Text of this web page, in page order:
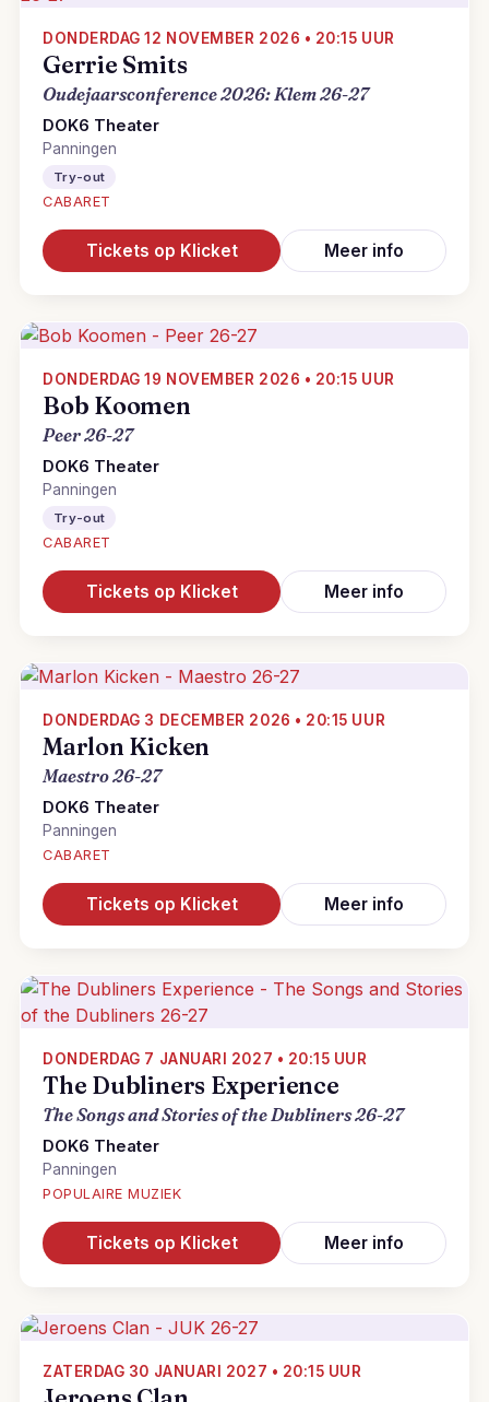
DONDERDAG 12 NOVEMBER 2026 • 20:15 UUR
Gerrie Smits
Oudejaarsconference 2026: Klem 26-27
DOK6 Theater
Panningen
Try-out
CABARET
Tickets op Klicket Meer info
DONDERDAG 19 NOVEMBER 2026 • 20:15 UUR
Bob Koomen
Peer 26-27
DOK6 Theater
Panningen
Try-out
CABARET
Tickets op Klicket Meer info
DONDERDAG 3 DECEMBER 2026 • 20:15 UUR
Marlon Kicken
Maestro 26-27
DOK6 Theater
Panningen
CABARET
Tickets op Klicket Meer info
DONDERDAG 7 JANUARI 2027 • 20:15 UUR
The Dubliners Experience
The Songs and Stories of the Dubliners 26-27
DOK6 Theater
Panningen
POPULAIRE MUZIEK
Tickets op Klicket Meer info
ZATERDAG 30 JANUARI 2027 • 20:15 UUR